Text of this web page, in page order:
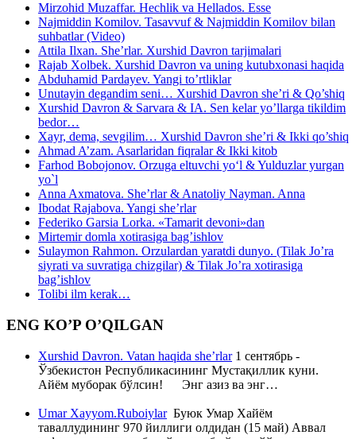
Mirzohid Muzaffar. Hechlik va Hellados. Esse
Najmiddin Komilov. Tasavvuf & Najmiddin Komilov bilan
suhbatlar (Video)
Attila Ilxan. She’rlar. Xurshid Davron tarjimalari
Rajab Xolbek. Xurshid Davron va uning kutubxonasi haqida
Abduhamid Pardayev. Yangi to’rtliklar
Unutayin degandim seni… Xurshid Davron she’ri & Qo’shiq
Xurshid Davron & Sarvara & IA. Sen kelar yo’llarga tikildim
bedor…
Xayr, dema, sevgilim… Xurshid Davron she’ri & Ikki qo’shiq
Ahmad A’zam. Asarlaridan fiqralar & Ikki kitob
Farhod Bobojonov. Orzuga eltuvchi yo‘l & Yulduzlar yurgan
yo`l
Anna Axmatova. She’rlar & Anatoliy Nayman. Anna
Ibodat Rajabova. Yangi she’rlar
Federiko Garsia Lorka. «Tamarit devoni»dan
Mirtemir domla xotirasiga bag’ishlov
Sulaymon Rahmon. Orzulardan yaratdi dunyo. (Tilak Jo’ra
siyrati va suvratiga chizgilar) & Tilak Jo’ra xotirasiga
bag’ishlov
Tolibi ilm kerak…
ENG KO’P O’QILGAN
Xurshid Davron. Vatan haqida she’rlar1 сентябрь -
Ўзбекистон Республикасининг Мустақиллик куни.
Айём муборак бўлсин! Энг азиз ва энг…
Umar Xayyom.RuboiylarБуюк Умар Хайём
таваллудининг 970 йиллиги олдидан (15 май) Аввал